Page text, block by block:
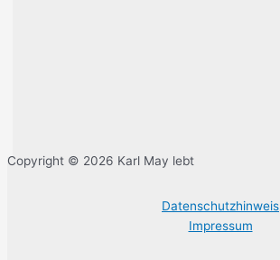
Copyright © 2026 Karl May lebt
Datenschutzhinweis
Impressum